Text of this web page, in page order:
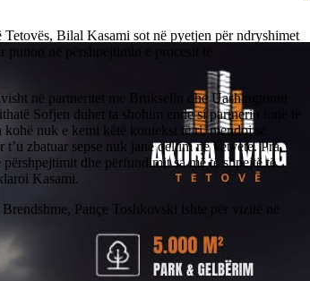
Bilal Kasami sot në pyetjen për ndryshimet
në përshpejtimin e procesit të
në partneritet me Brukselin dhe Uashingtonin
Sofjen duhet ta shohim ende si partnerin tonë të
nuk e kemi këtë kontekst të ri, mendoj se
zbatuar sepse nuk janë qëllim në vetvete. Pra,
dhe përfundimit sa më të shpejtë të
Kasami.
Pançe Toshkovski ishte për vizitë në